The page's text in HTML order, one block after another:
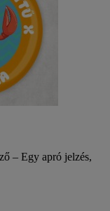
– Egy apró jelzés,